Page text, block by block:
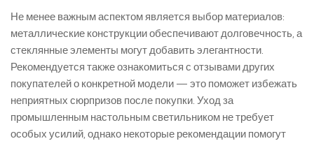
Не менее важным аспектом является выбор материалов:
металлические конструкции обеспечивают долговечность, а
стеклянные элементы могут добавить элегантности.
Рекомендуется также ознакомиться с отзывами других
покупателей о конкретной модели — это поможет избежать
неприятных сюрпризов после покупки. Уход за
промышленным настольным светильником не требует
особых усилий, однако некоторые рекомендации помогут